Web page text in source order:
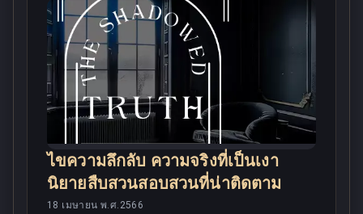
ไขความลึกลับ ความจริงที่เป็นเงา
นิยายสืบสวนสอบสวนที่น่าติดตาม
18 เมษายน พ.ศ.2566